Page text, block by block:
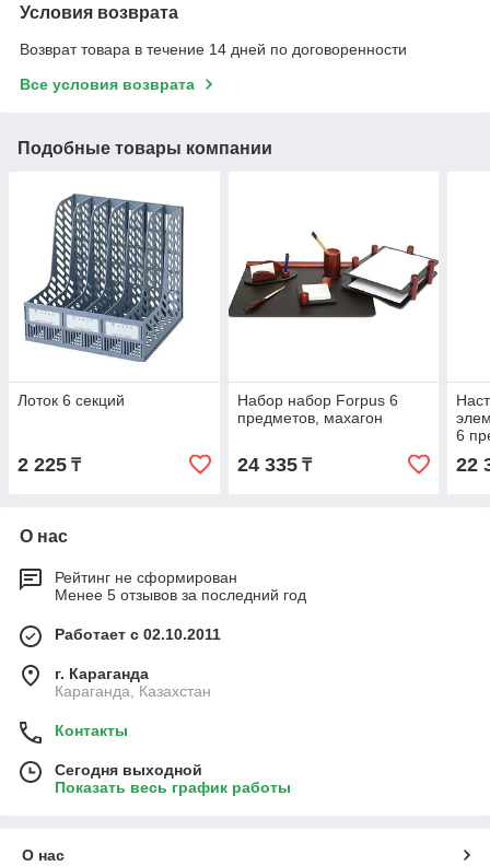
Условия возврата
Возврат товара в течение 14 дней по договоренности
Все условия возврата
Подобные товары компании
Лоток 6 секций
2 225 ₸
Набор набор Forpus 6
предметов, махагон
24 335₸
6
22
О нас
Рейтинг не сформирован
Менее 5 отзывов за последний год
Работает с 02.10.2011
г. Караганда
Караганда, Казахстан
Контакты
Сегодня выходной
Показать весь график работы
О нас